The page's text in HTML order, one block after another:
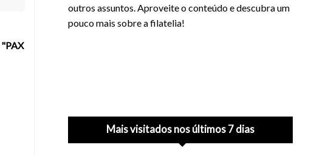
"PAX
outros assuntos. Aproveite o conteúdo e descubra um
pouco mais sobre a filatelia!
Mais visitados nos últimos 7 dias